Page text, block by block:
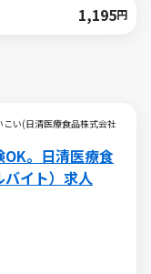
1,195円
い(日清医療食品株式会社
。日清医療食
バイト）求人